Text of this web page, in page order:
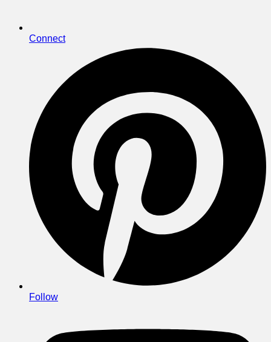
Connect
Follow